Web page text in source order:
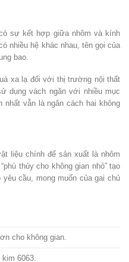
sự kết hợp giữa nhôm và kính
nhiều hệ khác nhau, tên gọi của
bao.
xa lạ đối với thị trường nội thất
dụng vách ngăn với nhiều mục
vẫn là ngăn cách hai không
liệu chính để sản xuất là nhôm
thủy cho không gian nhỏ” tạo
cầu, mong muốn của gai chủ
cho không gian.
6063.